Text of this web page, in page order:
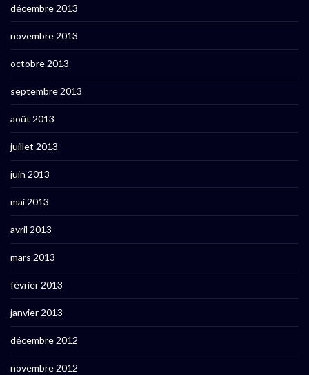
décembre 2013
novembre 2013
octobre 2013
septembre 2013
août 2013
juillet 2013
juin 2013
mai 2013
avril 2013
mars 2013
février 2013
janvier 2013
décembre 2012
novembre 2012